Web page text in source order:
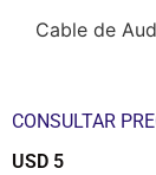
Cable de
CONSULTAR
USD 5